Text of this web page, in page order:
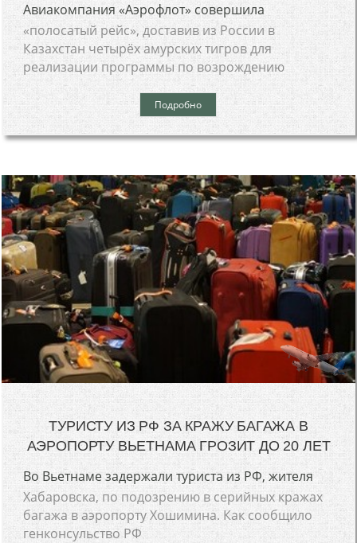
Авиакомпания «Аэрофлот» совершила
«полосатый рейс», доставив из России в
Казахстан четырёх амурских тигров для
реализации программы по возрождению
Подробно
ТУРИСТУ ИЗ РФ ЗА КРАЖУ БАГАЖА В
АЭРОПОРТУ ВЬЕТНАМА ГРОЗИТ ДО 20 ЛЕТ
Во Вьетнаме задержали туриста из РФ, жителя
Хабаровска, по подозрению в серийных кражах
багажа в аэропорту Хошимина. Как сообщило
генконсульство РФ